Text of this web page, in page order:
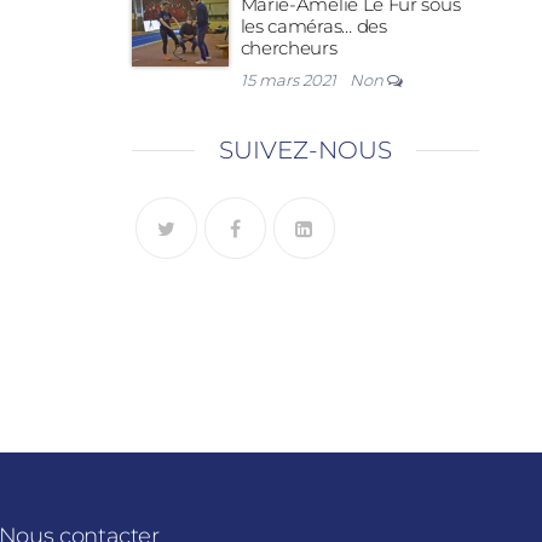
les caméras… des
chercheurs
15 mars 2021 Non
SUIVEZ-NOUS
Nous contacter